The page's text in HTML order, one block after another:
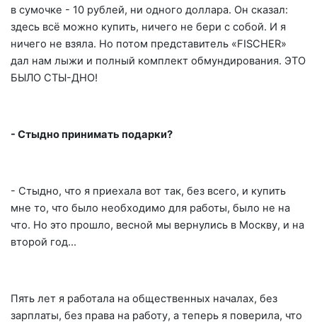
в сумочке - 10 рублей, ни одного доллара. Он сказал:
здесь всё можно купить, ничего не бери с собой. И я
ничего не взяла. Но потом представитель «FISCHER»
дал нам лыжи и полный комплект обмундирования. ЭТО
БЫЛО СТЫ-ДНО!
- Стыдно принимать подарки?
- Стыдно, что я приехала вот так, без всего, и купить
мне то, что было необходимо для работы, было не на
что. Но это прошло, весной мы вернулись в Москву, и на
второй год…
Пять лет я работала на общественных началах, без
зарплаты, без права на работу, а теперь я поверила, что